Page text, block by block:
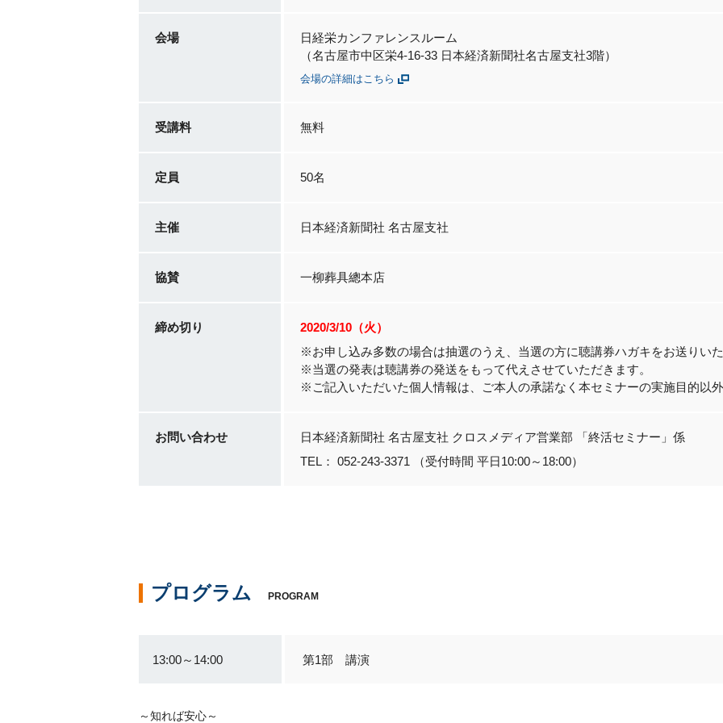
会場
日経栄カンファレンスルーム
（名古屋市中区栄4-16-33 日本経済新聞社名古屋支社3階）
会場の詳細はこちら
受講料 無料
定員 50名
主催 日本経済新聞社 名古屋支社
協賛 一柳葬具總本店
締め切り
2020/3/10（火）
※お申し込み多数の場合は抽選のうえ、当選の方に聴講券ハガキをお送りいた
※当選の発表は聴講券の発送をもって代えさせていただきます。
※ご記入いただいた個人情報は、ご本人の承諾なく本セミナーの実施目的以外
お問い合わせ
日本経済新聞社 名古屋支社 クロスメディア営業部 「終活セミナー」係
TEL： 052-243-3371 （受付時間 平日10:00～18:00）
プログラム PROGRAM
13:00～14:00 第1部 講演
～知れば安心～